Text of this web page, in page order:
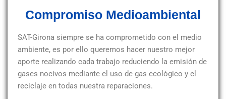
Compromiso Medioambiental
SAT-Girona siempre se ha comprometido con el medio
ambiente, es por ello queremos hacer nuestro mejor
aporte realizando cada trabajo reduciendo la emisión de
gases nocivos mediante el uso de gas ecológico y el
reciclaje en todas nuestra reparaciones.